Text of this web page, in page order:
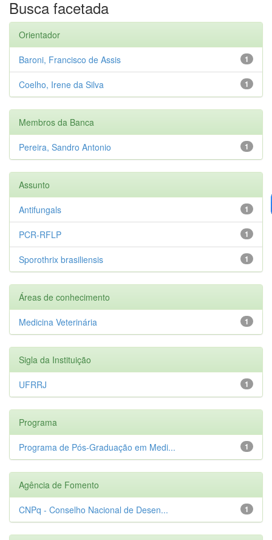
Busca facetada
Orientador
1
Baroni, Francisco de Assis
1
Coelho, Irene da Silva
Membros da Banca
1
Pereira, Sandro Antonio
Assunto
1
Antifungals
1
PCR-RFLP
1
Sporothrix brasiliensis
Áreas de conhecimento
1
Medicina Veterinária
Sigla da Instituição
1
UFRRJ
Programa
1
Programa de Pós-Graduação em Medi...
Agência de Fomento
1
CNPq - Conselho Nacional de Desen...